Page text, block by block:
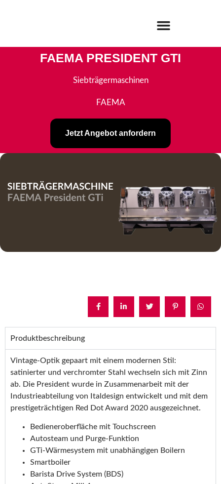
FAEMA PRESIDENT GTI
Siebträgermaschinen
FAEMA
Jetzt Angebot anfordern
Produktbeschreibung
Vintage-Optik gepaart mit einem modernen Stil:
satinierter und verchromter Stahl wechseln sich mit Zinn
ab. Die President wurde in Zusammenarbeit mit der
Industrieabteilung von Italdesign entwickelt und mit dem
prestigeträchtigen Red Dot Award 2020 ausgezeichnet.
Bedieneroberfläche mit Touchscreen
Autosteam und Purge-Funktion
GTi-Wärmesystem mit unabhängigen Boilern
Smartboiler
Barista Drive System (BDS)